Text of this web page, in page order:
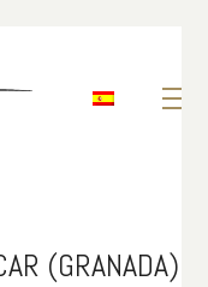
(GRANADA)